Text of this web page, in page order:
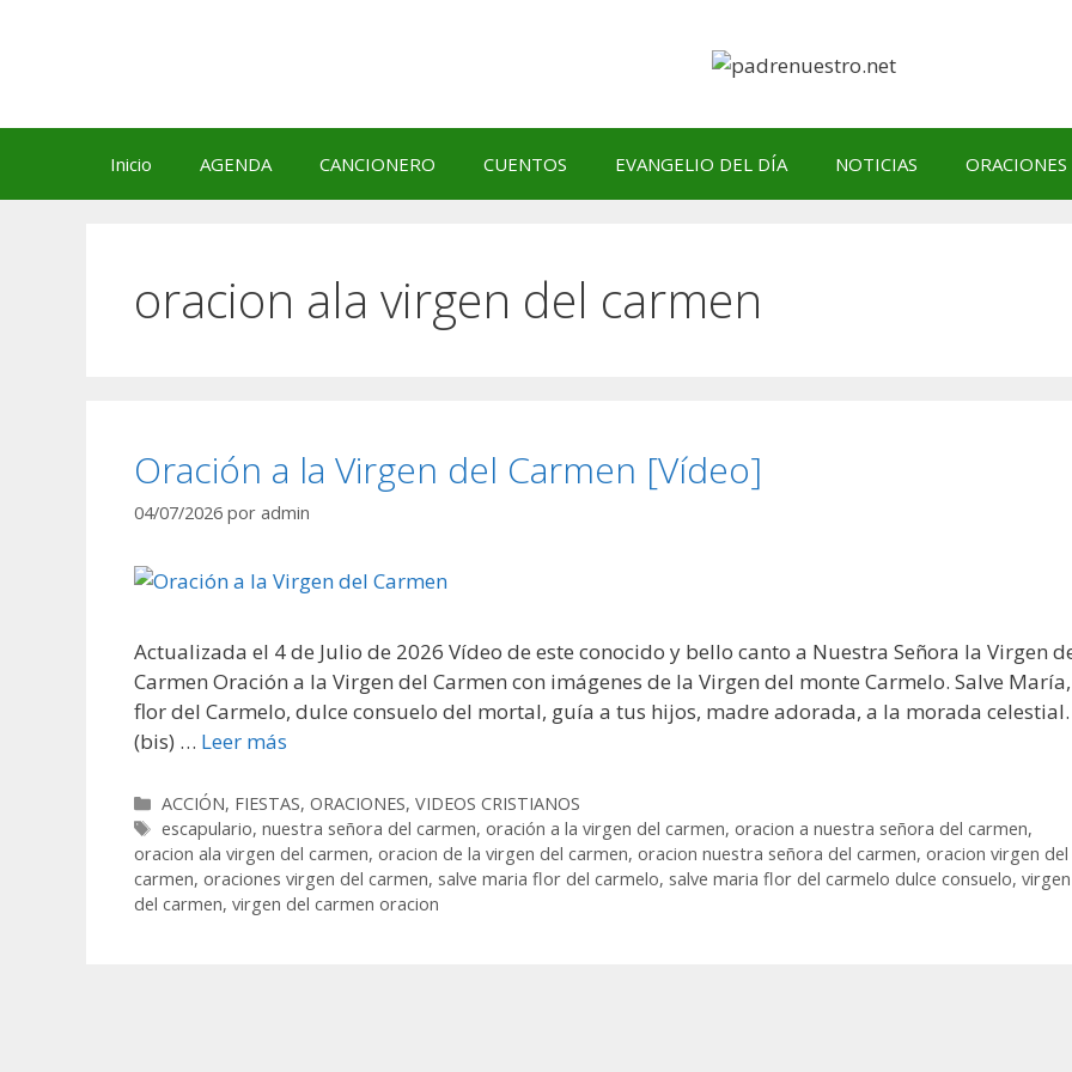
Inicio AGENDA CANCIONERO CUENTOS EVANGELIO DEL DÍA NOTICIAS ORACIONES
oracion ala virgen del carmen
Oración a la Virgen del Carmen [Vídeo]
04/07/2026 por admin
Actualizada el 4 de Julio de 2026 Vídeo de este conocido y bello canto a Nuestra Señora la Virgen
Carmen Oración a la Virgen del Carmen con imágenes de la Virgen del monte Carmelo. Salve María,
flor del Carmelo, dulce consuelo del mortal, guía a tus hijos, madre adorada, a la morada celestial.
(bis) … Leer más
Categorías
ACCIÓN, FIESTAS,ORACIONES,VIDEOS CRISTIANOS
Etiquetas
escapulario,nuestra señora del carmen,oración a la virgen del carmen,oracion a nuestra señora del carmen,
oracion ala virgen del carmen, oracion de la virgen del carmen, oracion nuestra señora del carmen, oracion virgen del
carmen, oraciones virgen del carmen, salve maria flor del carmelo, salve maria flor del carmelo dulce consuelo, virgen
del carmen, virgen del carmen oracion